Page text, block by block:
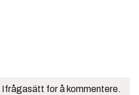
for å kommentere.